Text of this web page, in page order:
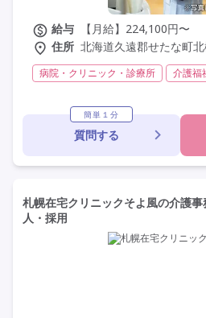
給与
【月給】224,100円〜
住所 北海道久遠郡せたな町
病院・クリニック・診療所
介護福
初任者
社会福祉士
その他 夜勤なし
残業ほぼなし
常勤 非常勤
年間休日120日以上
車通勤可
駅近
簡単１分
質問する
札幌在宅クリニックそよ風の介護
人・採用